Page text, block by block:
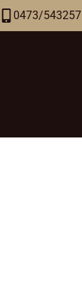
0473/543257